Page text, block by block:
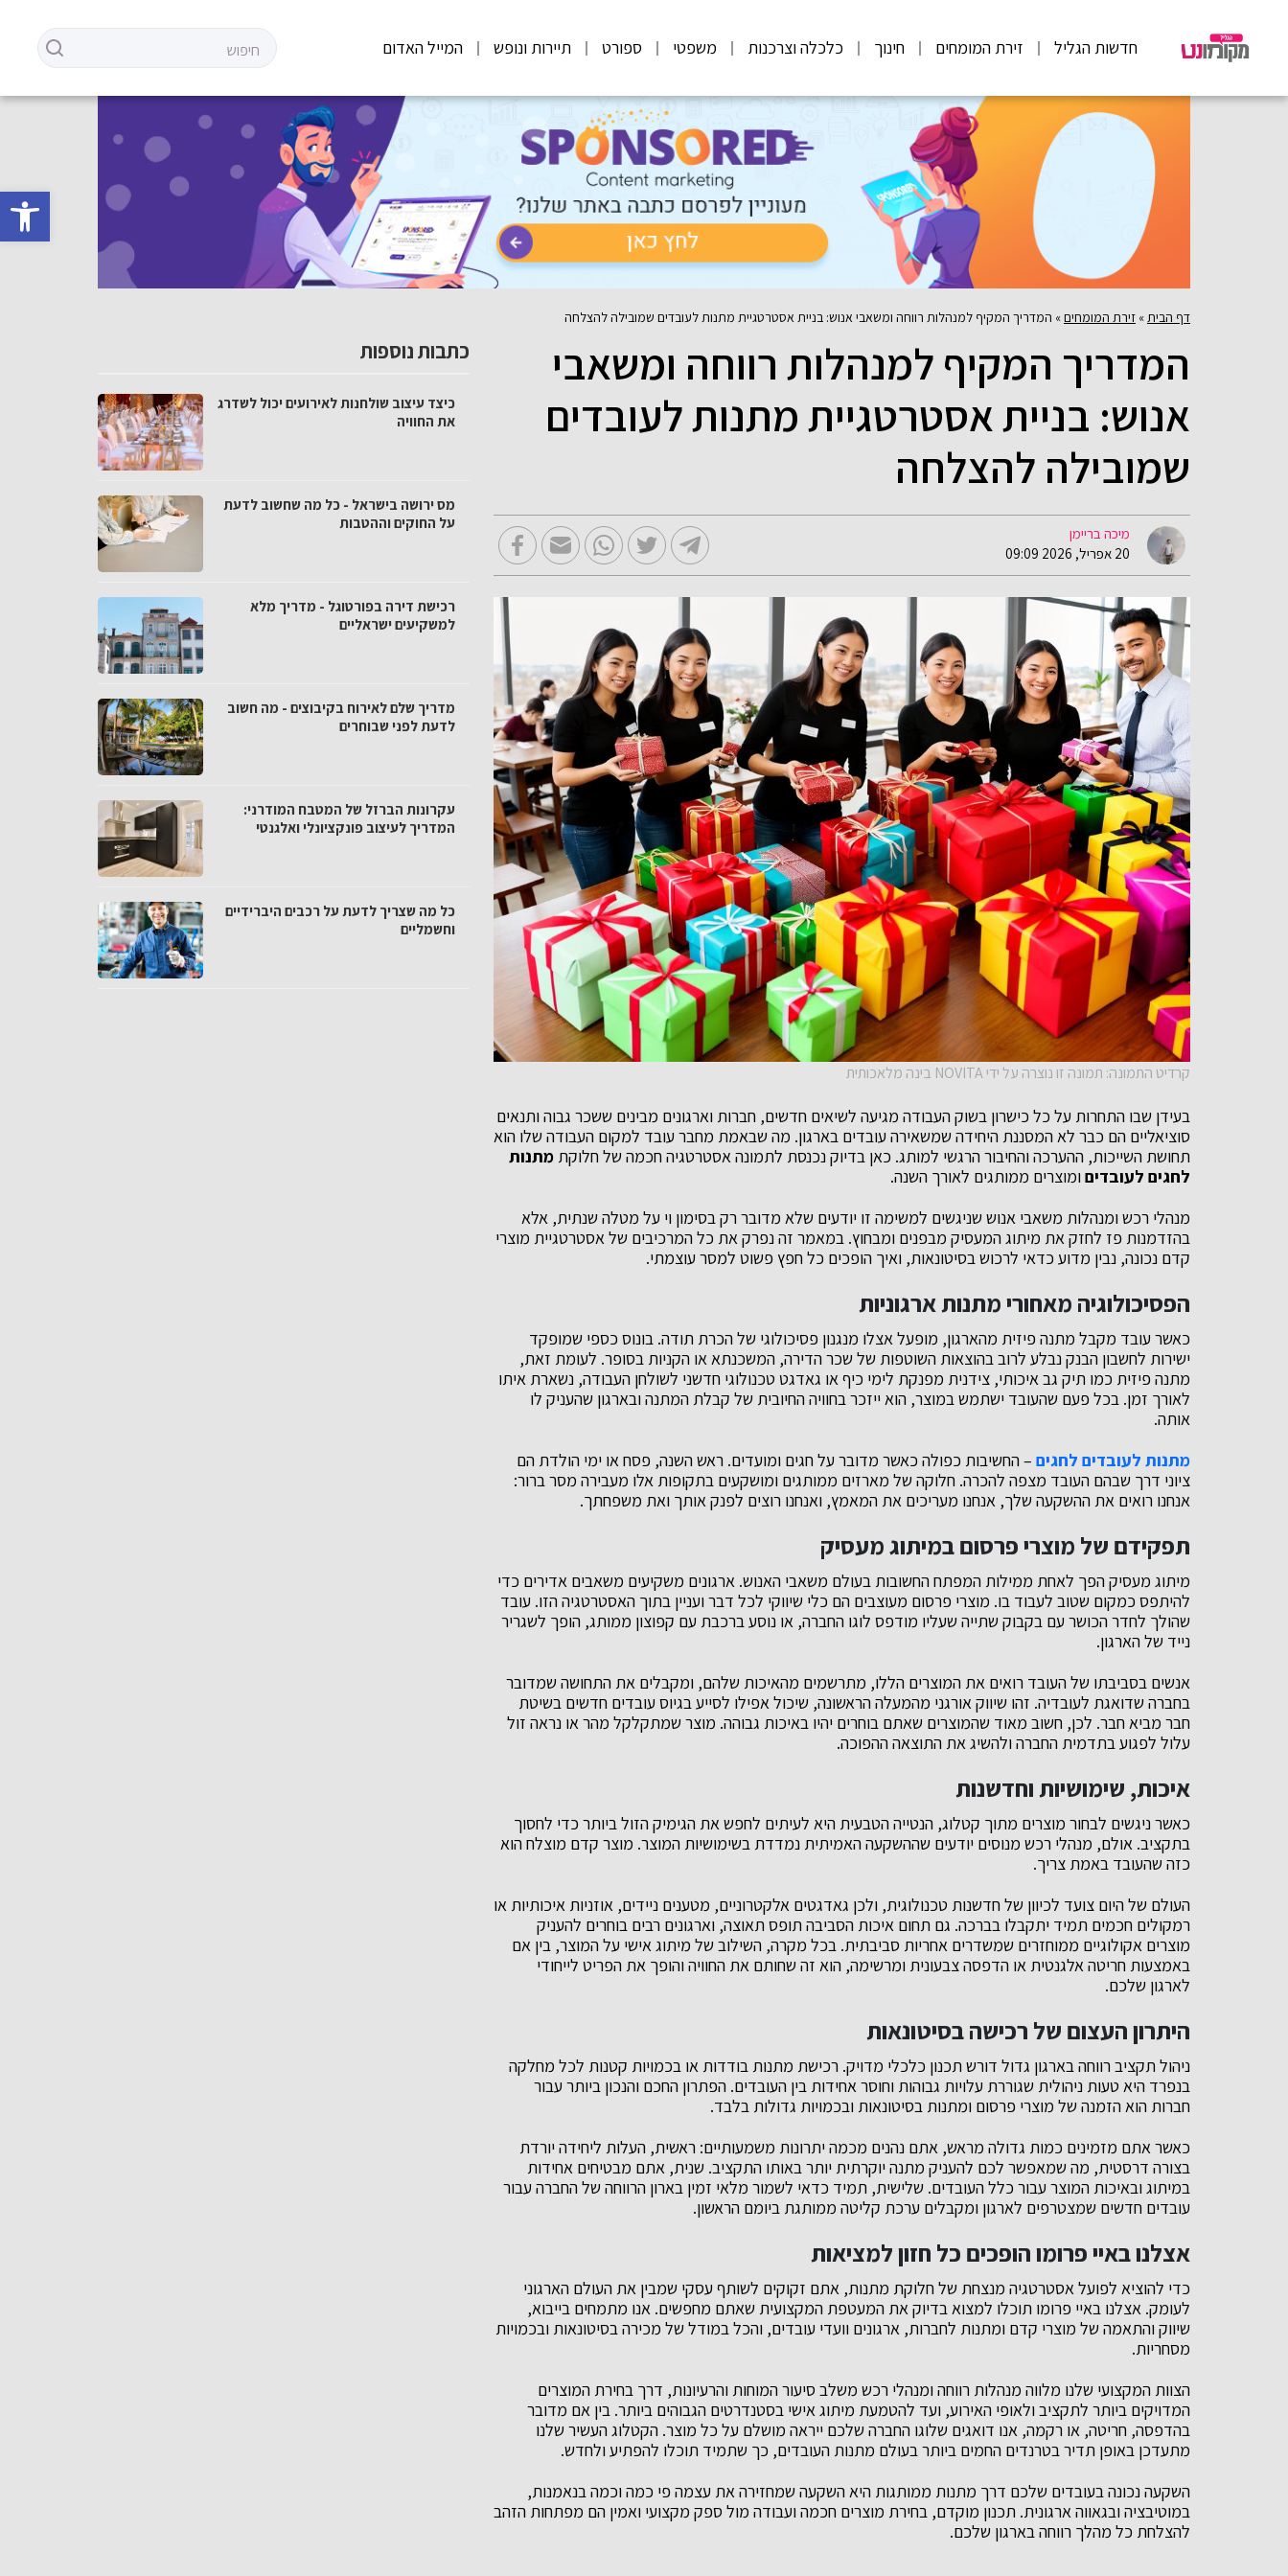
פתח
חדשות הגליל זירת המומחים חינוך כלכלה וצרכנות משפטי ספורט תיירות ונופש המייל האדום
דף הבית » זירת המומחים» המדריך המקיף למנהלות רווחה ומשאבי אנוש: בניית אסטרטגיית מתנות לעובדים שמובילה להצלחה
המדריך המקיף למנהלות רווחה ומשאבי
אנוש: בניית אסטרטגיית מתנות לעובדים
שמובילה להצלחה
מיכה בריימן
20 אפריל, 2026 09:09
קרדיט התמונה: תמונה זו נוצרה על ידי NOVITA בינה מלאכותית
בעידן שבו התחרות על כל כישרון בשוק העבודה מגיעה לשיאים חדשים, חברות וארגונים מבינים ששכר גבוה ותנאים
סוציאליים הם כבר לא המסננת היחידה שמשאירה עובדים בארגון. מה שבאמת מחבר עובד למקום העבודה שלו הוא
תחושת השייכות, ההערכה והחיבור הרגשי למותג. כאן בדיוק נכנסת לתמונה אסטרטגיה חכמה של חלוקת מתנות
לחגים לעובדיםומוצרים ממותגים לאורך השנה.
מנהלי רכש ומנהלות משאבי אנוש שניגשים למשימה זו יודעים שלא מדובר רק בסימון וי על מטלה שנתית, אלא
בהזדמנות פז לחזק את מיתוג המעסיק מבפנים ומבחוץ. במאמר זה נפרק את כל המרכיבים של אסטרטגיית מוצרי
קדם נכונה, נבין מדוע כדאי לרכוש בסיטונאות, ואיך הופכים כל חפץ פשוט למסר עוצמתי.
הפסיכולוגיה מאחורי מתנות ארגוניות
כאשר עובד מקבל מתנה פיזית מהארגון, מופעל אצלו מנגנון פסיכולוגי של הכרת תודה. בונוס כספי שמופקד
ישירות לחשבון הבנק נבלע לרוב בהוצאות השוטפות של שכר הדירה, המשכנתא או הקניות בסופר. לעומת זאת,
מתנה פיזית כמו תיק גב איכותי, צידנית מפנקת לימי כיף או גאדגט טכנולוגי חדשני לשולחן העבודה, נשארת איתו
לאורך זמן. בכל פעם שהעובד ישתמש במוצר, הוא ייזכר בחוויה החיובית של קבלת המתנה ובארגון שהעניק לו
אותה.
מתנות לעובדים לחגים – החשיבות כפולה כאשר מדובר על חגים ומועדים. ראש השנה, פסח או ימי הולדת הם
ציוני דרך שבהם העובד מצפה להכרה. חלוקה של מארזים ממותגים ומושקעים בתקופות אלו מעבירה מסר ברור:
אנחנו רואים את ההשקעה שלך, אנחנו מעריכים את המאמץ, ואנחנו רוצים לפנק אותך ואת משפחתך.
תפקידם של מוצרי פרסום במיתוג מעסיק
מיתוג מעסיק הפך לאחת ממילות המפתח החשובות בעולם משאבי האנוש. ארגונים משקיעים משאבים אדירים כדי
להיתפס כמקום שטוב לעבוד בו. מוצרי פרסום מעוצבים הם כלי שיווקי לכל דבר ועניין בתוך האסטרטגיה הזו. עובד
שהולך לחדר הכושר עם בקבוק שתייה שעליו מודפס לוגו החברה, או נוסע ברכבת עם קפוצון ממותג, הופך לשגריר
נייד של הארגון.
אנשים בסביבתו של העובד רואים את המוצרים הללו, מתרשמים מהאיכות שלהם, ומקבלים את התחושה שמדובר
בחברה שדואגת לעובדיה. זהו שיווק אורגני מהמעלה הראשונה, שיכול אפילו לסייע בגיוס עובדים חדשים בשיטת
חבר מביא חבר. לכן, חשוב מאוד שהמוצרים שאתם בוחרים יהיו באיכות גבוהה. מוצר שמתקלקל מהר או נראה זול
עלול לפגוע בתדמית החברה ולהשיג את התוצאה ההפוכה.
איכות, שימושיות וחדשנות
כאשר ניגשים לבחור מוצרים מתוך קטלוג, הנטייה הטבעית היא לעיתים לחפש את הגימיק הזול ביותר כדי לחסוך
בתקציב. אולם, מנהלי רכש מנוסים יודעים שההשקעה האמיתית נמדדת בשימושיות המוצר. מוצר קדם מוצלח הוא
כזה שהעובד באמת צריך.
העולם של היום צועד לכיוון של חדשנות טכנולוגית, ולכן גאדגטים אלקטרוניים, מטענים ניידים, אוזניות איכותיות או
רמקולים חכמים תמיד יתקבלו בברכה. גם תחום איכות הסביבה תופס תאוצה, וארגונים רבים בוחרים להעניק
מוצרים אקולוגיים ממוחזרים שמשדרים אחריות סביבתית. בכל מקרה, השילוב של מיתוג אישי על המוצר, בין אם
באמצעות חריטה אלגנטית או הדפסה צבעונית ומרשימה, הוא זה שחותם את החוויה והופך את הפריט לייחודי
לארגון שלכם.
היתרון העצום של רכישה בסיטונאות
ניהול תקציב רווחה בארגון גדול דורש תכנון כלכלי מדויק. רכישת מתנות בודדות או בכמויות קטנות לכל מחלקה
בנפרד היא טעות ניהולית שגוררת עלויות גבוהות וחוסר אחידות בין העובדים. הפתרון החכם והנכון ביותר עבור
חברות הוא הזמנה של מוצרי פרסום ומתנות בסיטונאות ובכמויות גדולות בלבד.
כאשר אתם מזמינים כמות גדולה מראש, אתם נהנים מכמה יתרונות משמעותיים: ראשית, העלות ליחידה יורדת
בצורה דרסטית, מה שמאפשר לכם להעניק מתנה יוקרתית יותר באותו התקציב. שנית, אתם מבטיחים אחידות
במיתוג ובאיכות המוצר עבור כלל העובדים. שלישית, תמיד כדאי לשמור מלאי זמין בארון הרווחה של החברה עבור
עובדים חדשים שמצטרפים לארגון ומקבלים ערכת קליטה ממותגת ביומם הראשון.
אצלנו באיי פרומו הופכים כל חזון למציאות
כדי להוציא לפועל אסטרטגיה מנצחת של חלוקת מתנות, אתם זקוקים לשותף עסקי שמבין את העולם הארגוני
לעומק. אצלנו באיי פרומו תוכלו למצוא בדיוק את המעטפת המקצועית שאתם מחפשים. אנו מתמחים בייבוא,
שיווק והתאמה של מוצרי קדם ומתנות לחברות, ארגונים וועדי עובדים, והכל במודל של מכירה בסיטונאות ובכמויות
מסחריות.
הצוות המקצועי שלנו מלווה מנהלות רווחה ומנהלי רכש משלב סיעור המוחות והרעיונות, דרך בחירת המוצרים
המדויקים ביותר לתקציב ולאופי האירוע, ועד להטמעת מיתוג אישי בסטנדרטים הגבוהים ביותר. בין אם מדובר
בהדפסה, חריטה, או רקמה, אנו דואגים שלוגו החברה שלכם ייראה מושלם על כל מוצר. הקטלוג העשיר שלנו
מתעדכן באופן תדיר בטרנדים החמים ביותר בעולם מתנות העובדים, כך שתמיד תוכלו להפתיע ולחדש.
השקעה נכונה בעובדים שלכם דרך מתנות ממותגות היא השקעה שמחזירה את עצמה פי כמה וכמה בנאמנות,
במוטיבציה ובגאווה ארגונית. תכנון מוקדם, בחירת מוצרים חכמה ועבודה מול ספק מקצועי ואמין הם מפתחות הזהב
להצלחת כל מהלך רווחה בארגון שלכם.
כתבות נוספות
כיצד עיצוב שולחנות לאירועים יכול לשדרג
את החוויה
מס ירושה בישראל - כל מה שחשוב לדעת
על החוקים וההטבות
רכישת דירה בפורטוגל - מדריך מלא
למשקיעים ישראליים
מדריך שלם לאירוח בקיבוצים - מה חשוב
לדעת לפני שבוחרים
עקרונות הברזל של המטבח המודרני:
המדריך לעיצוב פונקציונלי ואלגנטי
כל מה שצריך לדעת על רכבים היברידיים
וחשמליים